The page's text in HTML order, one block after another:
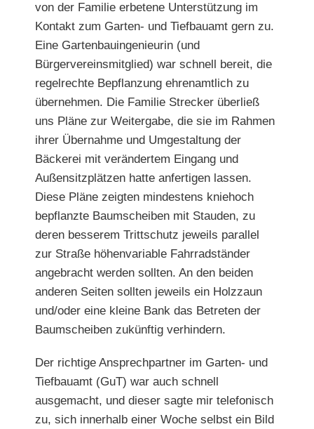
von der Familie erbetene Unterstützung im
Kontakt zum Garten- und Tiefbauamt gern zu.
Eine Gartenbauingenieurin (und
Bürgervereinsmitglied) war schnell bereit, die
regelrechte Bepflanzung ehrenamtlich zu
übernehmen. Die Familie Strecker überließ
uns Pläne zur Weitergabe, die sie im Rahmen
ihrer Übernahme und Umgestaltung der
Bäckerei mit verändertem Eingang und
Außensitzplätzen hatte anfertigen lassen.
Diese Pläne zeigten mindestens kniehoch
bepflanzte Baumscheiben mit Stauden, zu
deren besserem Trittschutz jeweils parallel
zur Straße höhenvariable Fahrradständer
angebracht werden sollten. An den beiden
anderen Seiten sollten jeweils ein Holzzaun
und/oder eine kleine Bank das Betreten der
Baumscheiben zukünftig verhindern.
Der richtige Ansprechpartner im Garten- und
Tiefbauamt (GuT) war auch schnell
ausgemacht, und dieser sagte mir telefonisch
zu, sich innerhalb einer Woche selbst ein Bild